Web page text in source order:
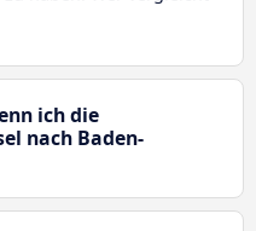
ich die
nach Baden-